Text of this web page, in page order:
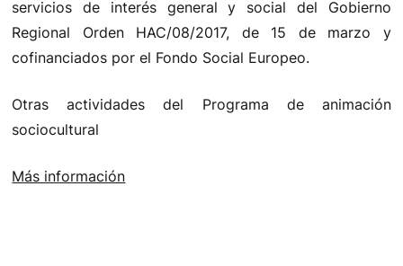
servicios de interés general y social del Gobierno
Regional Orden HAC/08/2017, de 15 de marzo y
cofinanciados por el Fondo Social Europeo.
Otras actividades del Programa de animación
sociocultural
Más información